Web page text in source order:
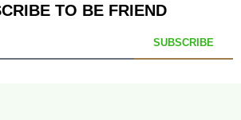
TO BE FRIEND
SUBSCRIBE